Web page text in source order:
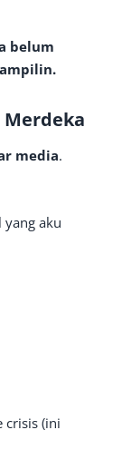
belum
Merdeka
media.
aku
crisis (ini